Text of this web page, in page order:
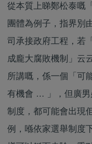
從本質上睇鄭松泰嘅
團體為例子，指界別
司承接政府工程，若
成龐大腐敗機制」云
所講嘅，係一個「可
有機會 … 」，但廣男
制度，都可能會出現
例，喺依家選舉制度